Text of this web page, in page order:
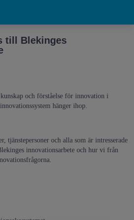
till Blekinges
och förståelse för innovation i
hänger ihop.
tjänstepersoner och alla som är intresserade
innovationsarbete och hur vi från